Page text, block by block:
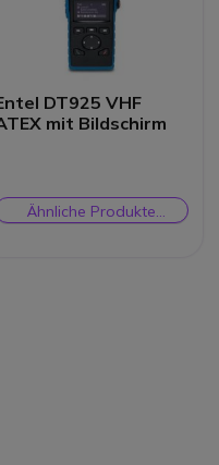
DT925 VHF
mit Bildschirm
Ähnliche Produkte
prüfen